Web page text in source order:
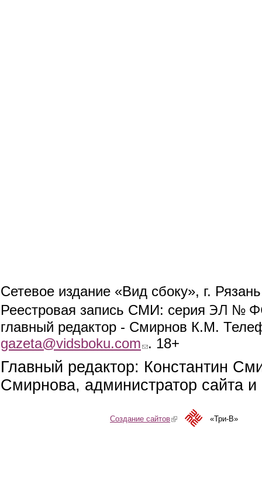
Сетевое издание «Вид сбоку», г.
Реестровая запись СМИ: серия ЭЛ №
главный редактор - Смирнов К.М.
gazeta@vidsboku.com (link sends e-mail)
. 18+
Главный редактор: Константин
Смирнова, администратор сайта
Создание сайтов(link is external)«Три-В»